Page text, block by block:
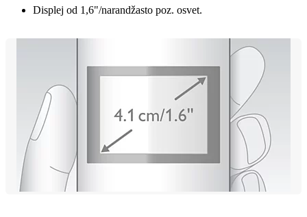
Displej od 1,6"/narandžasto poz. osvet.